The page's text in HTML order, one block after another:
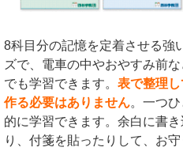
8科目分の記憶を定着させる強
ズで、電車の中やおやすみ前
でも学習できます。 表で整理
作る必要はありません。一つ
的に学習できます。余白に書
り、付箋を貼ったりして、お